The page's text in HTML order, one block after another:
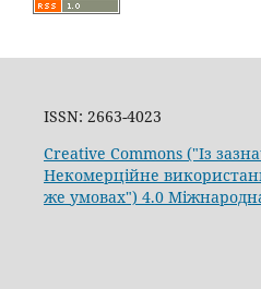
ISSN: 2663-4023
Creative Commons ("Із
Некомерційне
же умовах") 4.0 Міжнародна